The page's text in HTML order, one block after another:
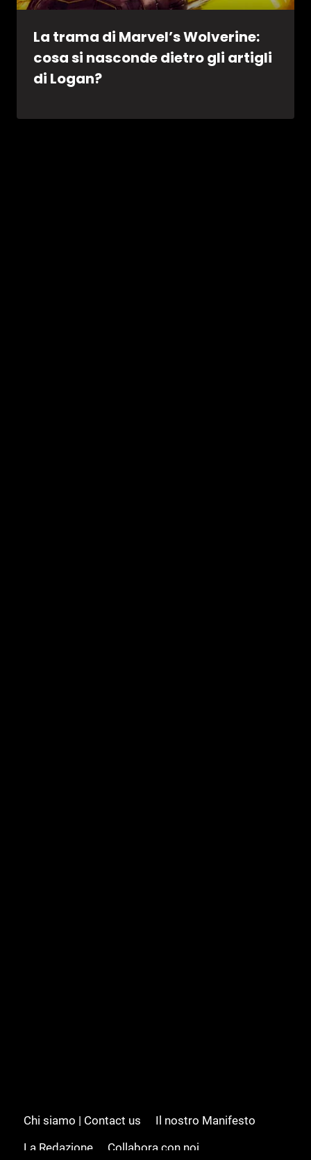
La trama di Marvel’s Wolverine:
cosa si nasconde dietro gli artigli
di Logan?
Chi siamo | Contact us
Il nostro Manifesto
La Redazione
Collabora con noi